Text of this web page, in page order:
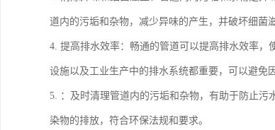
道内的污垢和杂物，减少异味的产生，并破坏细菌
4. 提高排水效率：畅通的管道可以提高排水效率
设施以及工业生产中的排水系统都重要，可以避免
5. ：及时清理管道内的污垢和杂物，有助于防止
染物的排放，符合环保法规和要求。